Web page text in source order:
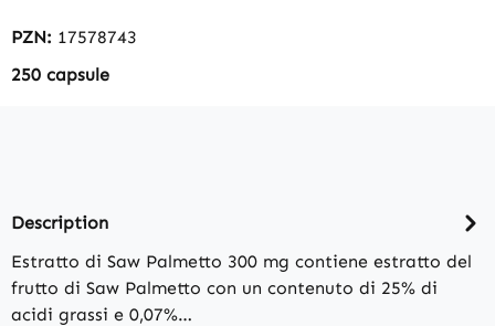
PZN: 17578743
250 capsule
Description
Estratto di Saw Palmetto 300 mg contiene estratto del
frutto di Saw Palmetto con un contenuto di 25% di
acidi grassi e 0,07%…